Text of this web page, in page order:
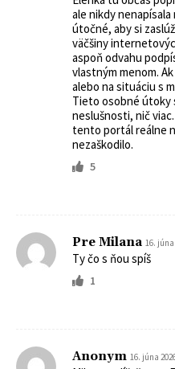
ale nikdy
útočné, aby si
väčšiny
aspoň odvahu
vlastným menom.
alebo na situáciu s
Tieto osobné útoky
neslušnosti, nič
tento portál reálne
nezaškodilo.
5
Pre Milana 16. júna
Ty čo s ňou spíš
1
Anonym 16. júna